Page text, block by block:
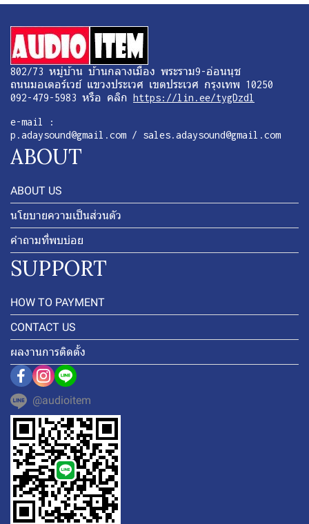
802/73 หมู่บ้าน บ้านกลางเมือง พระราม9-อ่อนนุช
ถนนมอเตอร์เวย์ แขวงประเวศ เขตประเวศ กรุงเทพ 10250
092-479-5983 หรือ คลิก https://lin.ee/tygDzdl
e-mail :
p.adaysound@gmail.com / sales.adaysound@gmail.com
ABOUT
ABOUT US
นโยบายความเป็นส่วนตัว
คำถามที่พบบ่อย
SUPPORT
HOW TO PAYMENT
CONTACT US
ผลงานการติดตั้ง
@audioitem